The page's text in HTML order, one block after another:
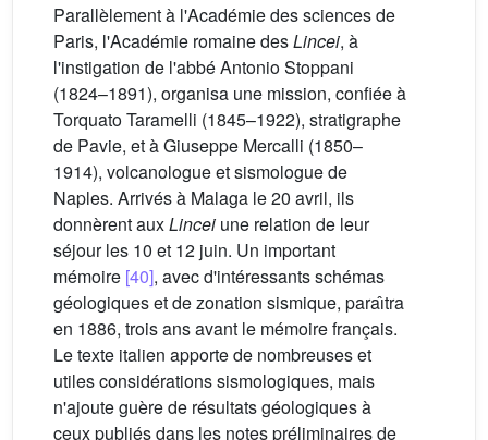
Parallèlement à l'Académie des sciences de
Paris, l'Académie romaine desLincei, à
l'instigation de l'abbé Antonio Stoppani
(1824–1891), organisa une mission, confiée à
Torquato Taramelli (1845–1922), stratigraphe
de Pavie, et à Giuseppe Mercalli (1850–
1914), volcanologue et sismologue de
Naples. Arrivés à Malaga le 20 avril, ils
donnèrent auxLincei une relation de leur
séjour les 10 et 12 juin. Un important
mémoire [40], avec d'intéressants schémas
géologiques et de zonation sismique, paraı̂tra
en 1886, trois ans avant le mémoire français.
Le texte italien apporte de nombreuses et
utiles considérations sismologiques, mais
n'ajoute guère de résultats géologiques à
ceux publiés dans les notes préliminaires de